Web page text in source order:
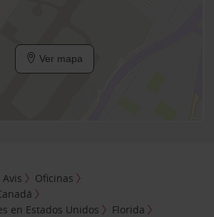
Ver mapa
Oficinas
en Estados Unidos
Florida